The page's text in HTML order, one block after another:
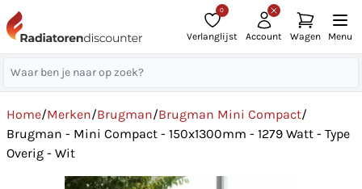
0
Verlanglijst Account Wagen Menu
Home/Merken/Brugman/Brugman Mini Compact/
Brugman - Mini Compact - 150x1300mm - 1279 Watt - Type
Overig - Wit